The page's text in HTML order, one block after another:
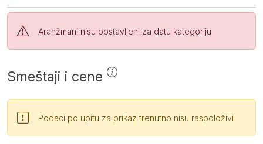
()
Aranžmani nisu postavljeni za datu kategoriju
O destinaciji
Smeštaji i cene
Podaci po upitu za prikaz trenutno nisu raspoloživi